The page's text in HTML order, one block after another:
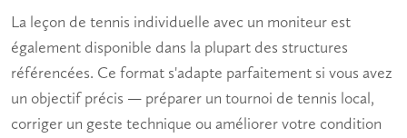
La leçon de tennis individuelle avec un moniteur est
également disponible dans la plupart des structures
référencées. Ce format s'adapte parfaitement si vous avez
un objectif précis — préparer un tournoi de tennis local,
corriger un geste technique ou améliorer votre condition